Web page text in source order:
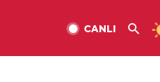
CANLI